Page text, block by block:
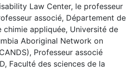
Law Center, le professeur
associé, Département de
chimie appliquée, Université de
Aboriginal Network on
Professeur associé
Faculté des sciences de la